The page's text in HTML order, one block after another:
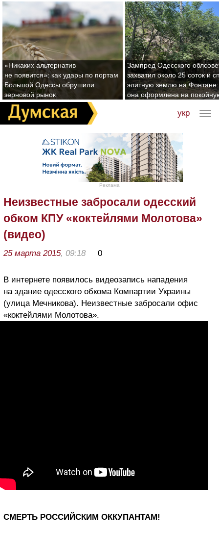
«Никаких альтернатив
не появится»: как удары по портам
Большой Одессы обрушили
зерновой рынок
Зампред Одесского
захватил около 25 соток и
элитную землю на Фонтане:
она оформлена на
укр
Реклама
Неизвестные забросали одесский
обком КПУ «коктейлями Молотова»
(видео)
25 марта 2015, 09:18 0
В интернете появилось видеозапись нападения
на здание одесского обкома Компартии Украины
(улица Мечникова). Неизвестные забросали офис
«коктейлями Молотова».
СМЕРТЬ РОССИЙСКИМ ОККУПАНТАМ!